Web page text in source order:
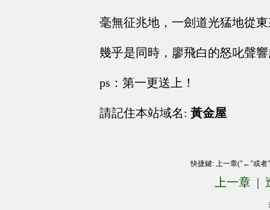
毫無征兆地，一劍道光猛地從
幾乎是同時，廖飛白的怒叱聲
ps：第一更送上！
請記住本站域名: 黃金屋
快捷鍵: 上一章("←"或
上一章 |